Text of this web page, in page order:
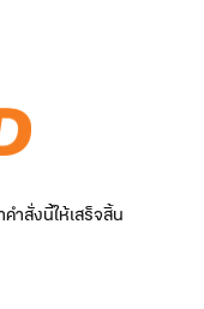
ำสั่งนี้ให้เสร็จสิ้น